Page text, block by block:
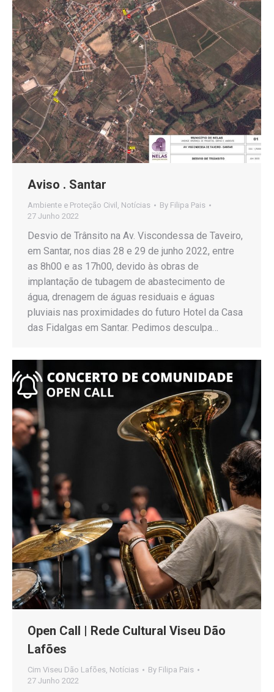
Aviso . Santar
Ambiente e Proteção Civil Notícias By Filipa Pais
27 Junho 2022
Desvio de Trânsito na Av. Viscondessa de Taveiro,
em Santar, nos dias 28 e 29 de junho 2022, entre
as 8h00 e as 17h00, devido às obras de
implantação de tubagem de abastecimento de
água, drenagem de águas residuais e águas
pluviais nas proximidades do futuro Hotel da Casa
das Fidalgas em Santar. Pedimos desculpa…
Open Call | Rede Cultural Viseu Dão
Lafões
Cim Viseu Dão Lafões, Notícias By Filipa Pais
27 Junho 2022